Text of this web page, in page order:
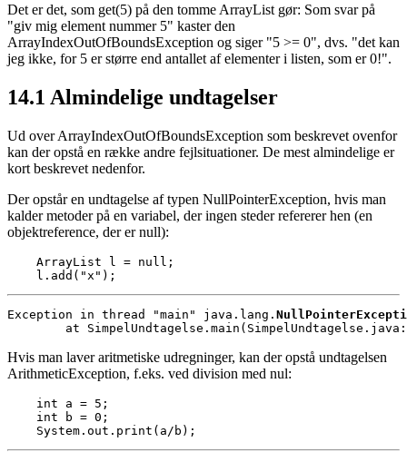
Det er det, som get(5) på den tomme ArrayList gør: Som svar på
"giv mig element nummer 5" kaster den
ArrayIndexOutOfBoundsException og siger "5 >= 0", dvs. "det kan
jeg ikke, for 5 er større end antallet af elementer i listen, som er 0!".
14.1 Almindelige undtagelser
Ud over ArrayIndexOutOfBoundsException som beskrevet ovenfor
kan der opstå en række andre fejlsituationer. De mest almindelige er
kort beskrevet nedenfor.
Der opstår en undtagelse af typen NullPointerException, hvis man
kalder metoder på en variabel, der ingen steder refererer hen (en
objektreference, der er null):
    ArrayList l = null;
    l.add("x");
Exception in thread "main" java.lang.
at
Hvis man laver aritmetiske udregninger, kan der opstå undtagelsen
ArithmeticException, f.eks. ved division med nul:
    int a = 5;
    int b = 0;
    System.out.print(a/b);